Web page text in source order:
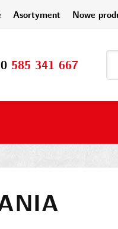
Asortyment Nowe
585 341 667